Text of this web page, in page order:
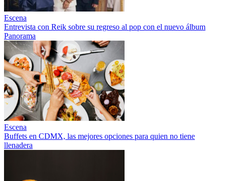
Escena
Entrevista con Reik sobre su regreso al pop con el nuevo álbum
Panorama
Escena
Buffets en CDMX, las mejores opciones para quien no tiene
llenadera